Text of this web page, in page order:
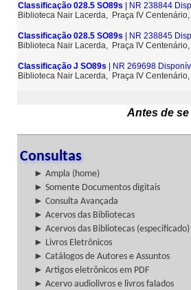
Classificação 028.5 SO89s | NR 238844
Biblioteca Nair Lacerda, Praça IV
Classificação 028.5 SO89s | NR 238845
Biblioteca Nair Lacerda, Praça IV
Classificação J SO89s | NR 269698
Biblioteca Nair Lacerda, Praça IV
Antes de
Consultas
► Ampla (home)
► Somente Documentos digitais
► Consulta Avançada
► Acervos das Bibliotecas
► Acervos das Bibliotecas (especificado)
► Livros Eletrônicos
► Catálogos de Autores e Assuntos
► Artigos eletrônicos em PDF
► Acervo audiolivros e livros falados